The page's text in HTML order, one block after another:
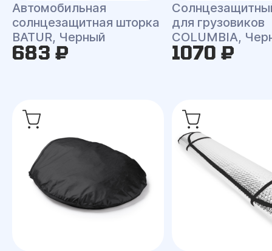
Автомобильная
солнцезащитная шторка
BATUR, Черный
683 ₽
для грузовиков
COLUMBIA,
1070 ₽